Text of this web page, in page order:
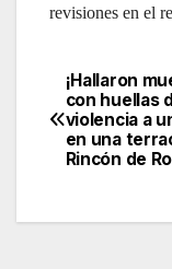
revisiones en el
de
¡Hallaron
con huellas
violencia a
en una
Rincón de